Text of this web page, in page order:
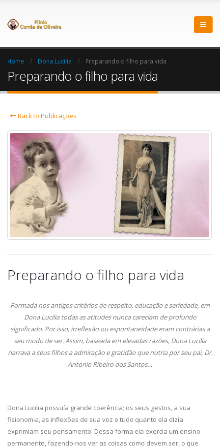
Home Dona Lucilia Preparando o filho para vida
Preparando o filho para vida
Back to Publicações
Preparando o filho para vida
Formada nos antigos critérios de respeito, educação e seriedade, em
Dona Lucilia todas as atitudes nunca careciam de profundo
significado. Por isso, irreflexão ou espontaneidade eram contrárias a
seu modo de ser. Assim, baseada em elevadas razões, Dona Lucilia
narrava a seus filhos a admiração e gratidão que nutria por seu pai, Dr.
Antonio Ribeiro dos Santos…
Dona Lucilia possuía grande coerência; os seus gestos, a sua
fisionomia, as inflexões de sua voz e tudo quanto ela dizia
exprimiam seu pensamento. Dessa forma ela exercia um ensino
permanente, fazendo-nos ver as coisas como devem ser, o que